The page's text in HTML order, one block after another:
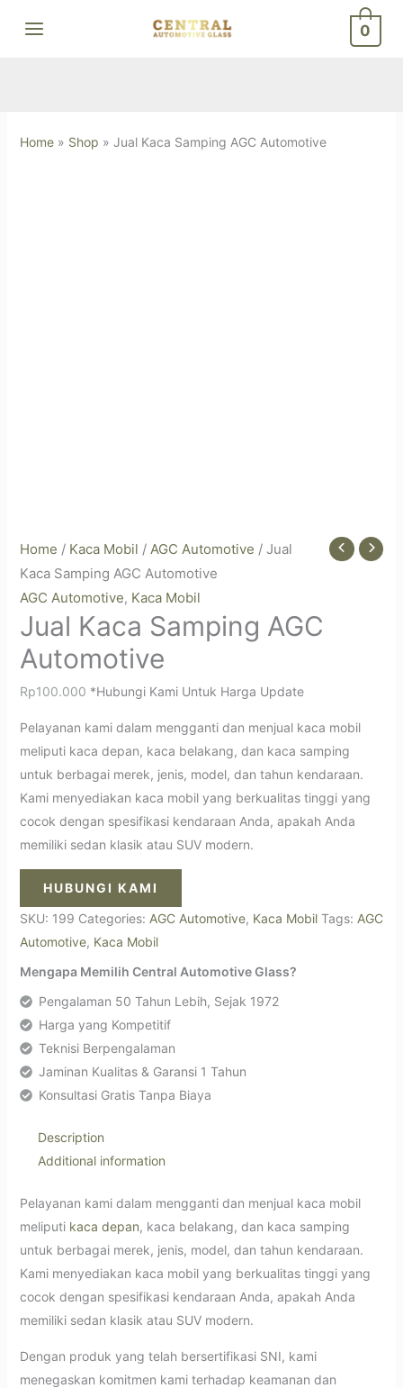
0
Home» Shop » Jual Kaca Samping AGC Automotive
Home / Kaca Mobil / AGC Automotive / Jual
Kaca Samping AGC Automotive
AGC Automotive, Kaca Mobil
Jual Kaca Samping AGC
Automotive
Rp100.000 *Hubungi Kami Untuk Harga Update
Pelayanan kami dalam mengganti dan menjual kaca mobil
meliputi kaca depan, kaca belakang, dan kaca samping
untuk berbagai merek, jenis, model, dan tahun kendaraan.
Kami menyediakan kaca mobil yang berkualitas tinggi yang
cocok dengan spesifikasi kendaraan Anda, apakah Anda
memiliki sedan klasik atau SUV modern.
HUBUNGI KAMI
SKU: 199 Categories: AGC Automotive, Kaca Mobil Tags: AGC
Automotive, Kaca Mobil
Mengapa Memilih Central Automotive Glass?
Pengalaman 50 Tahun Lebih, Sejak 1972
Harga yang Kompetitif
Teknisi Berpengalaman
Jaminan Kualitas & Garansi 1 Tahun
Konsultasi Gratis Tanpa Biaya
Description
Additional information
Pelayanan kami dalam mengganti dan menjual kaca mobil
meliputi kaca depan, kaca belakang, dan kaca samping
untuk berbagai merek, jenis, model, dan tahun kendaraan.
Kami menyediakan kaca mobil yang berkualitas tinggi yang
cocok dengan spesifikasi kendaraan Anda, apakah Anda
memiliki sedan klasik atau SUV modern.
Dengan produk yang telah bersertifikasi SNI, kami
menegaskan komitmen kami terhadap keamanan dan